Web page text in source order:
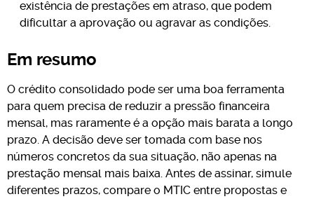
existência de prestações em atraso, que podem
dificultar a aprovação ou agravar as condições.
Em resumo
O crédito consolidado pode ser uma boa ferramenta
para quem precisa de reduzir a pressão financeira
mensal, mas raramente é a opção mais barata a longo
prazo. A decisão deve ser tomada com base nos
números concretos da sua situação, não apenas na
prestação mensal mais baixa. Antes de assinar, simule
diferentes prazos, compare o MTIC entre propostas e